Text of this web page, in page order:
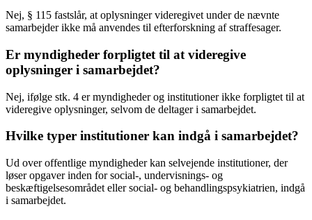
Nej, § 115 fastslår, at oplysninger videregivet under de nævnte
samarbejder ikke må anvendes til efterforskning af straffesager.
Er myndigheder forpligtet til at videregive
oplysninger i samarbejdet?
Nej, ifølge stk. 4 er myndigheder og institutioner ikke forpligtet til at
videregive oplysninger, selvom de deltager i samarbejdet.
Hvilke typer institutioner kan indgå i samarbejdet?
Ud over offentlige myndigheder kan selvejende institutioner, der
løser opgaver inden for social-, undervisnings- og
beskæftigelsesområdet eller social- og behandlingspsykiatrien, indgå
i samarbejdet.